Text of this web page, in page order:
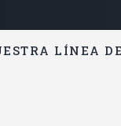
LÍNEA DE